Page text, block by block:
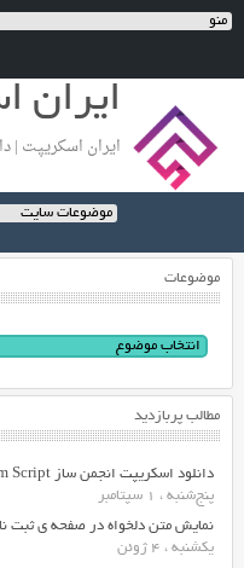
ایران
ایران اسکریپت |
موضوعات
مطالب پربازدید
دانلود اسکریپت انجمن ساز Easy Forum Script
پنج‌شنبه ، 1 سپتامبر
نمایش متن دلخواه در صفحه ی ثبت
یکشنبه ، 4 ژوئن